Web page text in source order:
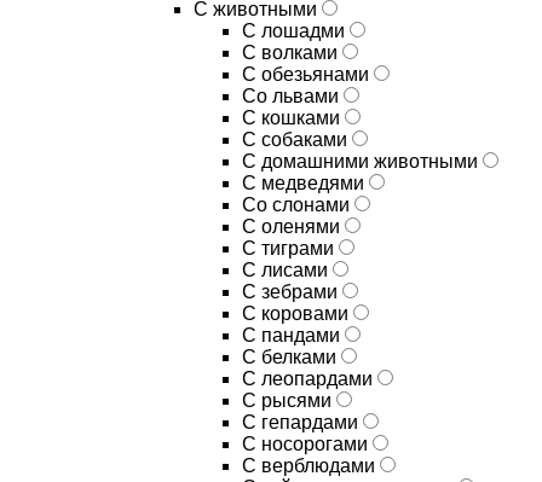
С животными
С лошадми
С волками
С обезьянами
Со львами
С кошками
С собаками
С домашними животными
С медведями
Со слонами
С оленями
С тиграми
С лисами
С зебрами
С коровами
С пандами
С белками
С леопардами
С рысями
С гепардами
С носорогами
С верблюдами